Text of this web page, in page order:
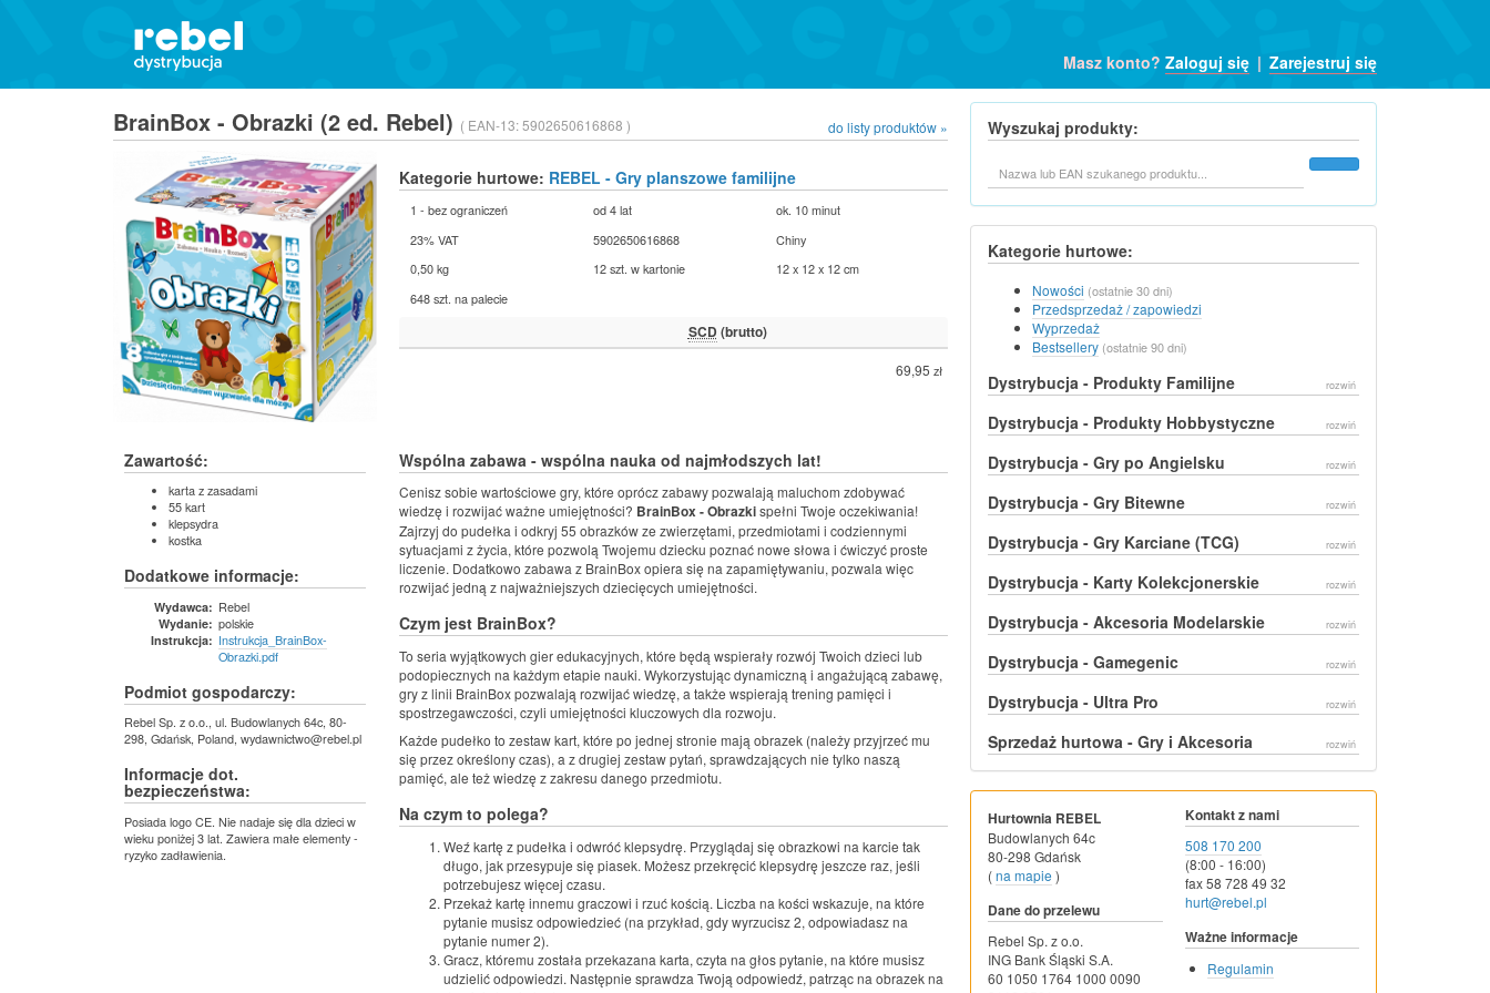
Masz konto? Zaloguj się | Zarejestruj się
BrainBox - Obrazki (2 ed. Rebel) ( EAN-13:5902650616868 ) do listy produktów »
Kategorie hurtowe: REBEL - Gry planszowe familijne
1 - bez ograniczeń od 4 lat
ok. 10 minut
23% VAT
5902650616868
Chiny
0,50 kg
12 szt. w kartonie
12 x 12 x 12 cm
648 szt. na palecie
SCD (brutto)
69,95 zł
Zawartość:
karta z zasadami
55 kart
klepsydra
kostka
Dodatkowe informacje:
Wydawca: Rebel
Wydanie: polskie
Instrukcja: Instrukcja_BrainBox-
Obrazki.pdf
Podmiot gospodarczy:
Rebel Sp. z o.o., ul. Budowlanych 64c, 80-
298, Gdańsk, Poland, wydawnictwo@rebel.pl
Informacje dot.
bezpieczeństwa:
Posiada logo CE. Nie nadaje się dla dzieci w
wieku poniżej 3 lat. Zawiera małe elementy -
ryzyko zadławienia.
Wspólna zabawa - wspólna nauka od najmłodszych lat!
Cenisz sobie wartościowe gry, które oprócz zabawy pozwalają maluchom zdobywać
wiedzę i rozwijać ważne umiejętności? BrainBox - Obrazkispełni Twoje oczekiwania!
Zajrzyj do pudełka i odkryj 55 obrazków ze zwierzętami, przedmiotami i codziennymi
sytuacjami z życia, które pozwolą Twojemu dziecku poznać nowe słowa i ćwiczyć proste
liczenie. Dodatkowo zabawa z BrainBox opiera się na zapamiętywaniu, pozwala więc
rozwijać jedną z najważniejszych dziecięcych umiejętności.
Czym jest BrainBox?
To seria wyjątkowych gier edukacyjnych, które będą wspierały rozwój Twoich dzieci lub
podopiecznych na każdym etapie nauki. Wykorzystując dynamiczną i angażującą zabawę,
gry z linii BrainBox pozwalają rozwijać wiedzę, a także wspierają trening pamięci i
spostrzegawczości, czyli umiejętności kluczowych dla rozwoju.
Każde pudełko to zestaw kart, które po jednej stronie mają obrazek (należy przyjrzeć mu
się przez określony czas), a z drugiej zestaw pytań, sprawdzających nie tylko naszą
pamięć, ale też wiedzę z zakresu danego przedmiotu.
Na czym to polega?
Weź kartę z pudełka i odwróć klepsydrę. Przyglądaj się obrazkowi na karcie tak
długo, jak przesypuje się piasek. Możesz przekręcić klepsydrę jeszcze raz, jeśli
potrzebujesz więcej czasu.
Przekaż kartę innemu graczowi i rzuć kością. Liczba na kości wskazuje, na które
pytanie musisz odpowiedzieć (na przykład, gdy wyrzucisz 2, odpowiadasz na
pytanie numer 2).
Gracz, któremu została przekazana karta, czyta na głos pytanie, na które musisz
udzielić odpowiedzi. Następnie sprawdza Twoją odpowiedź, patrząc na obrazek na
Wyszukaj produkty:
Kategorie hurtowe:
Nowości (ostatnie 30 dni)
Przedsprzedaż / zapowiedzi
Wyprzedaż
Bestsellery (ostatnie 90 dni)
Dystrybucja - Produkty Familijne rozwiń
Dystrybucja - Produkty Hobbystyczne rozwiń
Dystrybucja - Gry po Angielsku rozwiń
Dystrybucja - Gry Bitewne rozwiń
Dystrybucja - Gry Karciane (TCG) rozwiń
Dystrybucja - Karty Kolekcjonerskie rozwiń
Dystrybucja - Akcesoria Modelarskie rozwiń
Dystrybucja - Gamegenic rozwiń
Dystrybucja - Ultra Pro rozwiń
Sprzedaż hurtowa - Gry i Akcesoria rozwiń
Hurtownia REBEL
Budowlanych 64c
80-298 Gdańsk
(na mapie )
Dane do przelewu
Rebel Sp. z o.o.
ING Bank Śląski S.A.
60 1050 1764 1000 0090
Kontakt z nami
508 170 200
(8:00 - 16:00)
fax 58 728 49 32
hurt@rebel.pl
Ważne informacje
Regulamin